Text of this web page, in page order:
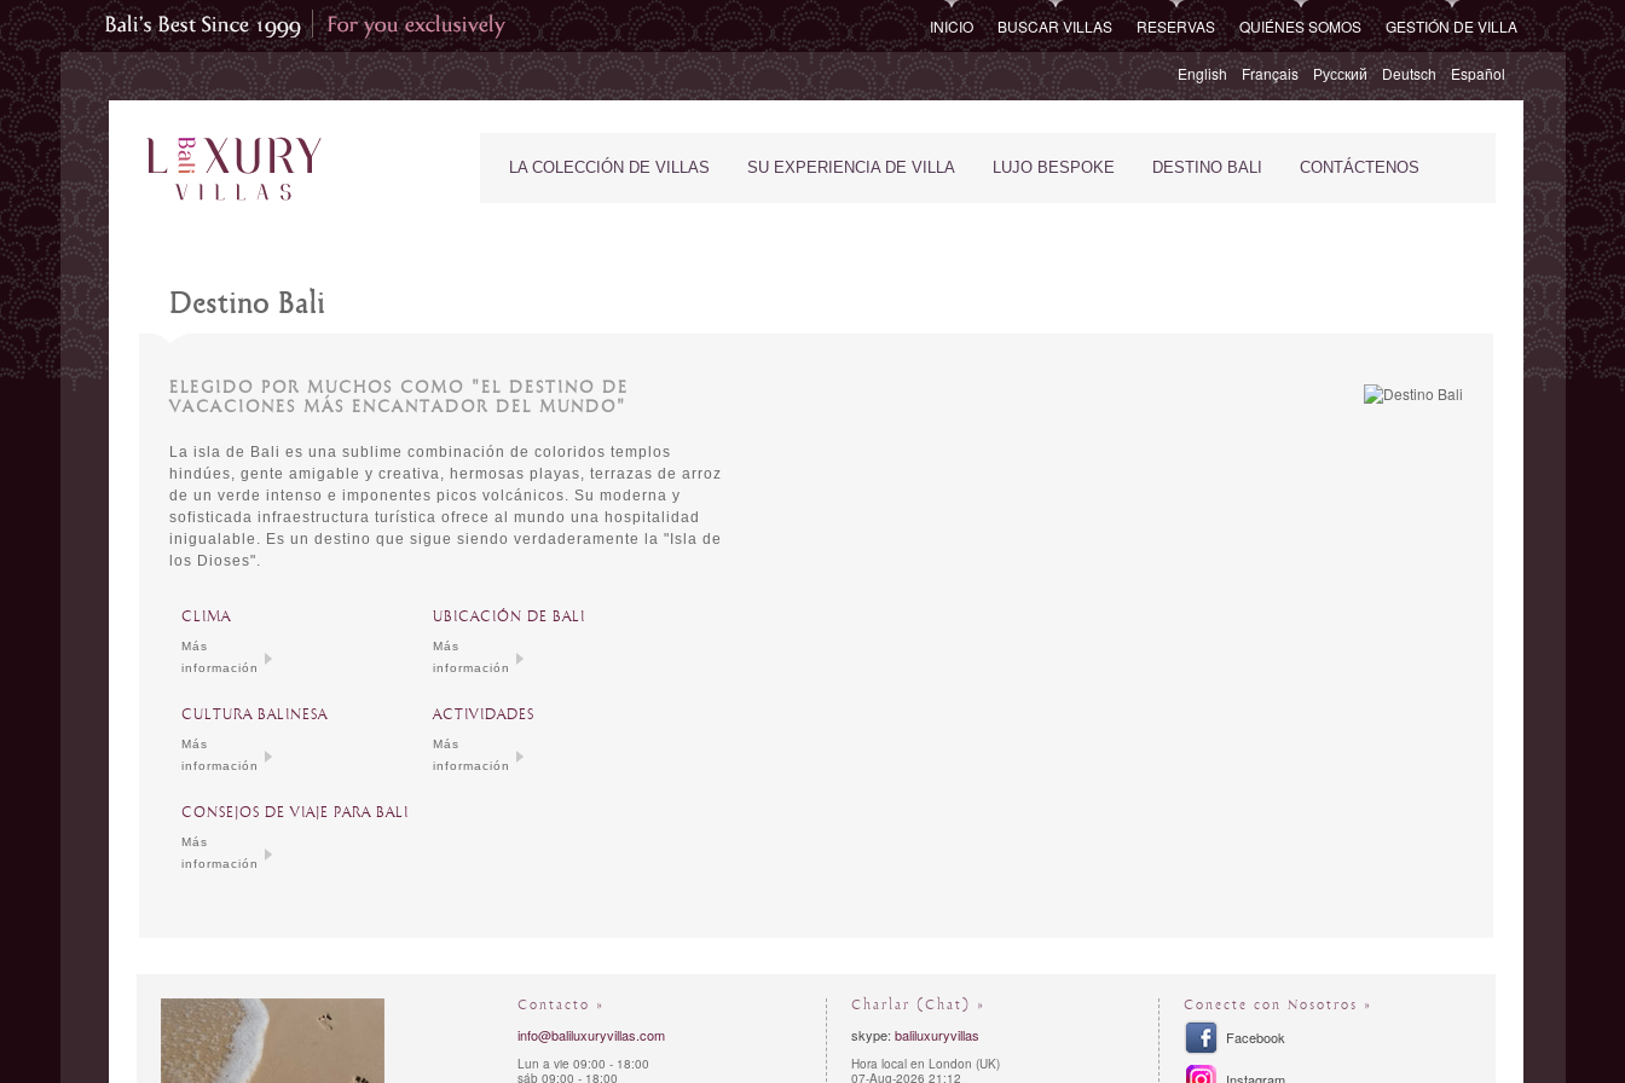
INICIO BUSCAR VILLAS RESERVAS QUIÉNES SOMOS GESTIÓN DE VILLA
English Français Русский Deutsch Español
LA COLECCIÓN DE VILLAS SU EXPERIENCIA DE VILLA LUJO BESPOKE DESTINO BALI CONTÁCTENOS
Destino Bali
ELEGIDO POR MUCHOS COMO "EL DESTINO DE
VACACIONES MÁS ENCANTADOR DEL MUNDO"
La isla de Bali es una sublime combinación de coloridos templos
hindúes, gente amigable y creativa, hermosas playas, terrazas de arroz
de un verde intenso e imponentes picos volcánicos. Su moderna y
sofisticada infraestructura turística ofrece al mundo una hospitalidad
inigualable. Es un destino que sigue siendo verdaderamente la "Isla de
los Dioses".
CLIMA UBICACIÓN DE BALI
Más
información
Más
información
CULTURA BALINESA ACTIVIDADES
Más
información
Más
información
CONSEJOS DE VIAJE PARA BALI
Más
información
Contacto »
info@baliluxuryvillas.com
Lun a vie 09:00 - 18:00
sáb 09:00 - 18:00
Charlar (Chat) »
skype: baliluxuryvillas
Hora local en London (UK)
07-Aug-2026 21:12
Conecte con Nosotros »
Facebook